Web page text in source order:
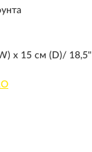
х 15 см (D)/